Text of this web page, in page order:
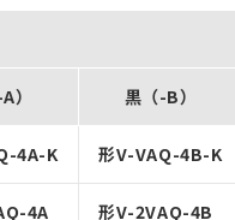
） 黒（-B）
4A-K 形V-VAQ-4B-K
4A 形V-2VAQ-4B